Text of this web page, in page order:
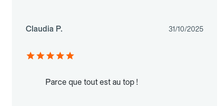
Claudia P. 31/10/2025
Parce que tout est au top !